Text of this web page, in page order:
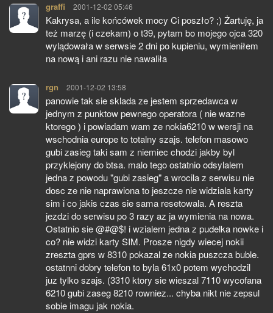
graffi pisze:
2001-12-02 05:46
Kakrysa, a ile końcówek mocy Ci poszło? ;) Żartuję, ja
też marzę (i czekam) o t39, pytam bo mojego ojca 320
wylądowała w serwsie 2 dni po kupieniu, wymieniłem
na nową i ani razu nie nawaliła
rgn pisze:
2001-12-02 13:58
panowie tak sie sklada ze jestem sprzedawca w
jednym z punktow pewnego operatora ( nie wazne
ktorego ) i powiadam wam ze nokia6210 w wersji na
wschodnia europe to totalny szajs. telefon masowo
gubi zasieg taki sam z niemiec chodzi jakby byl
przyklejony do btsa. malo tego ostatnio odsylalem
jedna z powodu "gubi zasieg" a wrocila z serwisu nie
dosc ze nie naprawiona to jeszcze nie widziala karty
sim i co jakis czas sie sama resetowala. A reszta
jezdzi do serwisu po 3 razy az ja wymienia na nowa.
Ostatnio sie @#@$! i wzialem jedna z pudelka nowke i
co? nie widzi karty SIM. Prosze nigdy wiecej nokii
zreszta gprs w 8310 pokazal ze nokia puszcza buble.
ostatnni dobry telefon to byla 61x0 potem wychodzil
juz tylko szajs. (3310 ktory sie wieszal 7110 wycofana
6210 gubi zaseg 8210 rowniez... chyba nikt nie zepsul
sobie imagu jak nokia.